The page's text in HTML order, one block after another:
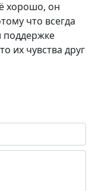
хорошо, он
что всегда
поддержке
их чувства друг